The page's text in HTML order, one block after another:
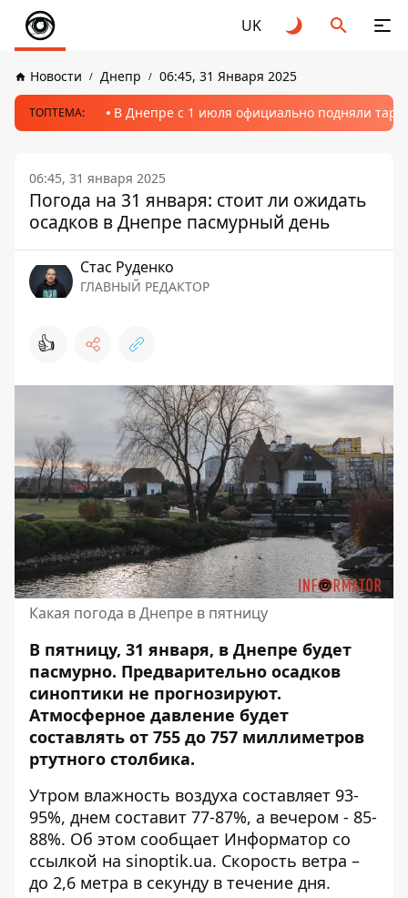
UK
Новости Днепр 06:45, 31 Января 2025
ТОПТЕМА: В Днепре с 1 июля официально подняли
06:45, 31 января 2025
Погода на 31 января: стоит ли ожидать
осадков в Днепре пасмурный день
Стаc Руденко
ГЛАВНЫЙ РЕДАКТОР
👍
Какая погода в Днепре в пятницу
В пятницу, 31 января, в Днепре будет
пасмурно. Предварительно осадков
синоптики не прогнозируют.
Атмосферное давление будет
составлять от 755 до 757 миллиметров
ртутного столбика.
Утром влажность воздуха составляет 93-
95%, днем ​​составит 77-87%, а вечером - 85-
88%. Об этом сообщает Информатор со
ссылкой на sinoptik.ua. Скорость ветра –
до 2,6 метра в секунду в течение дня.